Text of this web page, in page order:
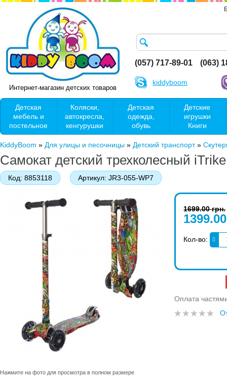
Интернет-магазин детских товаров
(057) 717-89-01 (063)
kiddyboom
Детская
мебель и
постельное
Коляски,
автокресла,
кенгурушки
Детская
одежда,
обувь
Детские
игрушки
Книги
KiddyBoom » Для улицы и песочницы » Детский транспорт »
Самокат детский трехколесный
Код: 8853118 Артикул: JR3-055-WP7
Нажмите на фото для просмотра в полном размере
1699.00 грн.
Кол-во:
Оплата